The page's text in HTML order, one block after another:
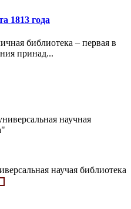
1813 года
библиотека – первая в
принад...
научная
научая библиотека